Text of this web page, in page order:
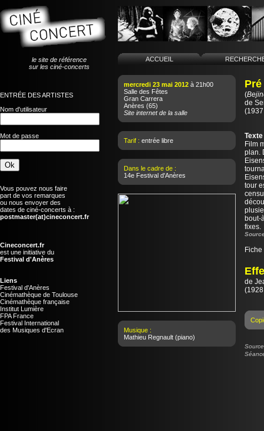
le site de référence
sur les ciné-concerts
ENTRÉE DES ARTISTES
Nom d'utilisateur
Mot de passe
Vous pouvez nous faire
part de vos remarques
ou nous envoyer des
dates de ciné-concerts à :
postmaster(at)cineconcert.fr
Cineconcert.fr
est une initiative du
Festival d'Anères
Liens
Festival d'Anères
Cinémathèque de Toulouse
Cinémathèque française
Institut Lumière
FPA France
Festival International
des Musiques d'Ecran
ACCUEIL
mercredi 23 mai 2012 à 21h00
Salle des Fêtes
Gran Carrera
Anères (65)
Site internet de la salle
Tarif : entrée libre
Dans le cadre de :
14e Festival d'Anères
Musique :
Mathieu Regnault (piano)
(
de
Film
plan.
tour
bout-
fixes.
de